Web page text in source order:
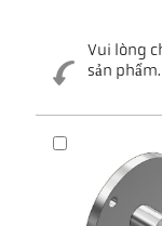
Vui lòng
sản phẩm.